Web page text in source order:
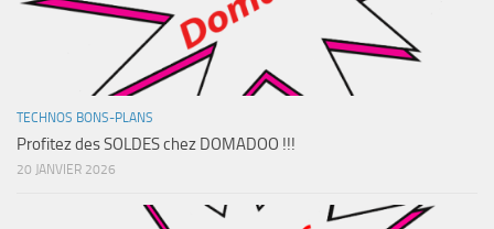
TECHNOS BONS-PLANS
Profitez des SOLDES chez DOMADOO !!!
20 JANVIER 2026